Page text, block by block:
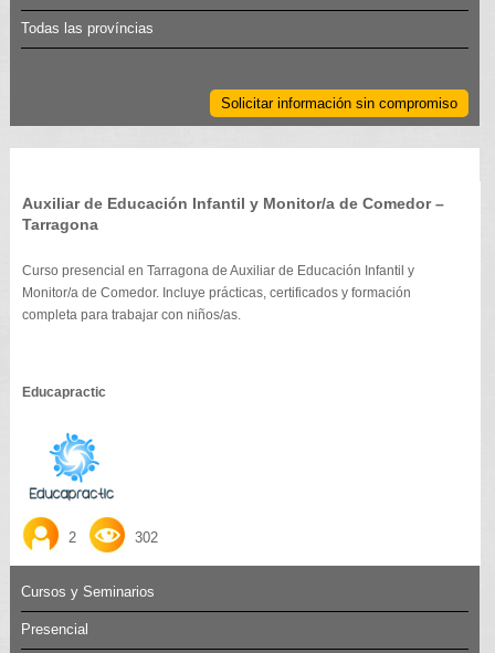
Todas las províncias
Solicitar información sin compromiso
Auxiliar de Educación Infantil y Monitor/a de Comedor –
Tarragona
Curso presencial en Tarragona de Auxiliar de Educación Infantil y
Monitor/a de Comedor. Incluye prácticas, certificados y formación
completa para trabajar con niños/as.
Educapractic
2 302
Cursos y Seminarios
Presencial